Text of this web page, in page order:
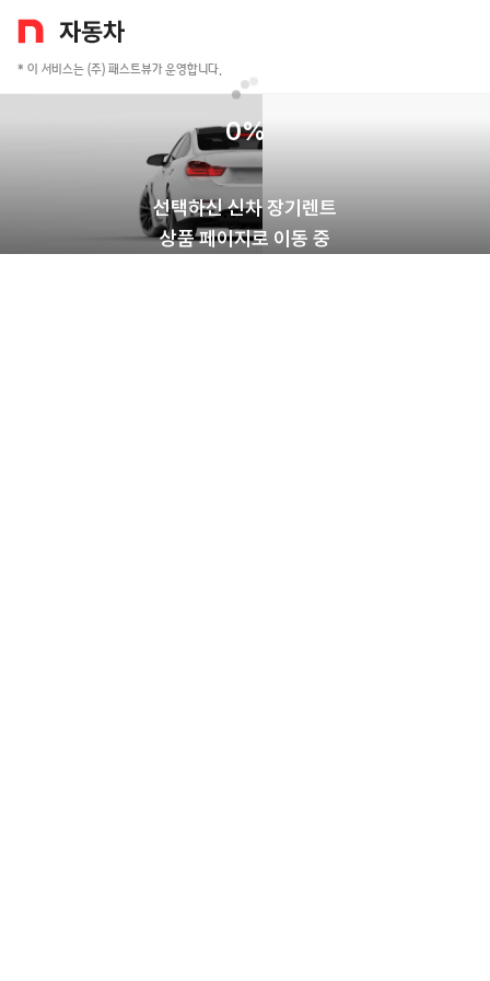
* 이 서비스는 (주) 패스트뷰가 운영합니다.
0%
선택하신 신차 장기렌트
상품 페이지로 이동 중